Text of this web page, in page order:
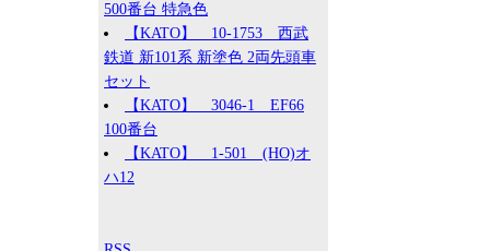
500番台 特急色
【KATO】 10-1753 西武
鉄道 新101系 新塗色 2両先頭車
セット
【KATO】 3046-1 EF66
100番台
【KATO】 1-501 (HO)オ
ハ12